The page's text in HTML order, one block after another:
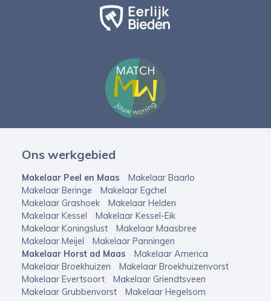
Ons werkgebied
Makelaar Peel en Maas
Makelaar Baarlo
Makelaar Beringe
Makelaar Egchel
Makelaar Grashoek
Makelaar Helden
Makelaar Kessel
Makelaar Kessel-Eik
Makelaar Koningslust
Makelaar Maasbree
Makelaar Meijel
Makelaar Panningen
Makelaar Horst ad Maas
Makelaar America
Makelaar Broekhuizen
Makelaar Broekhuizenvorst
Makelaar Evertsoort
Makelaar Griendtsveen
Makelaar Grubbenvorst
Makelaar Hegelsom